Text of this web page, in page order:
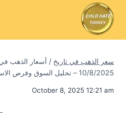
سعر الذهب في تاريخ / أسعار الذهب في
10/8/2025 – تحليل السوق وفرص الاستثمار
October 8, 2025 12:21 am